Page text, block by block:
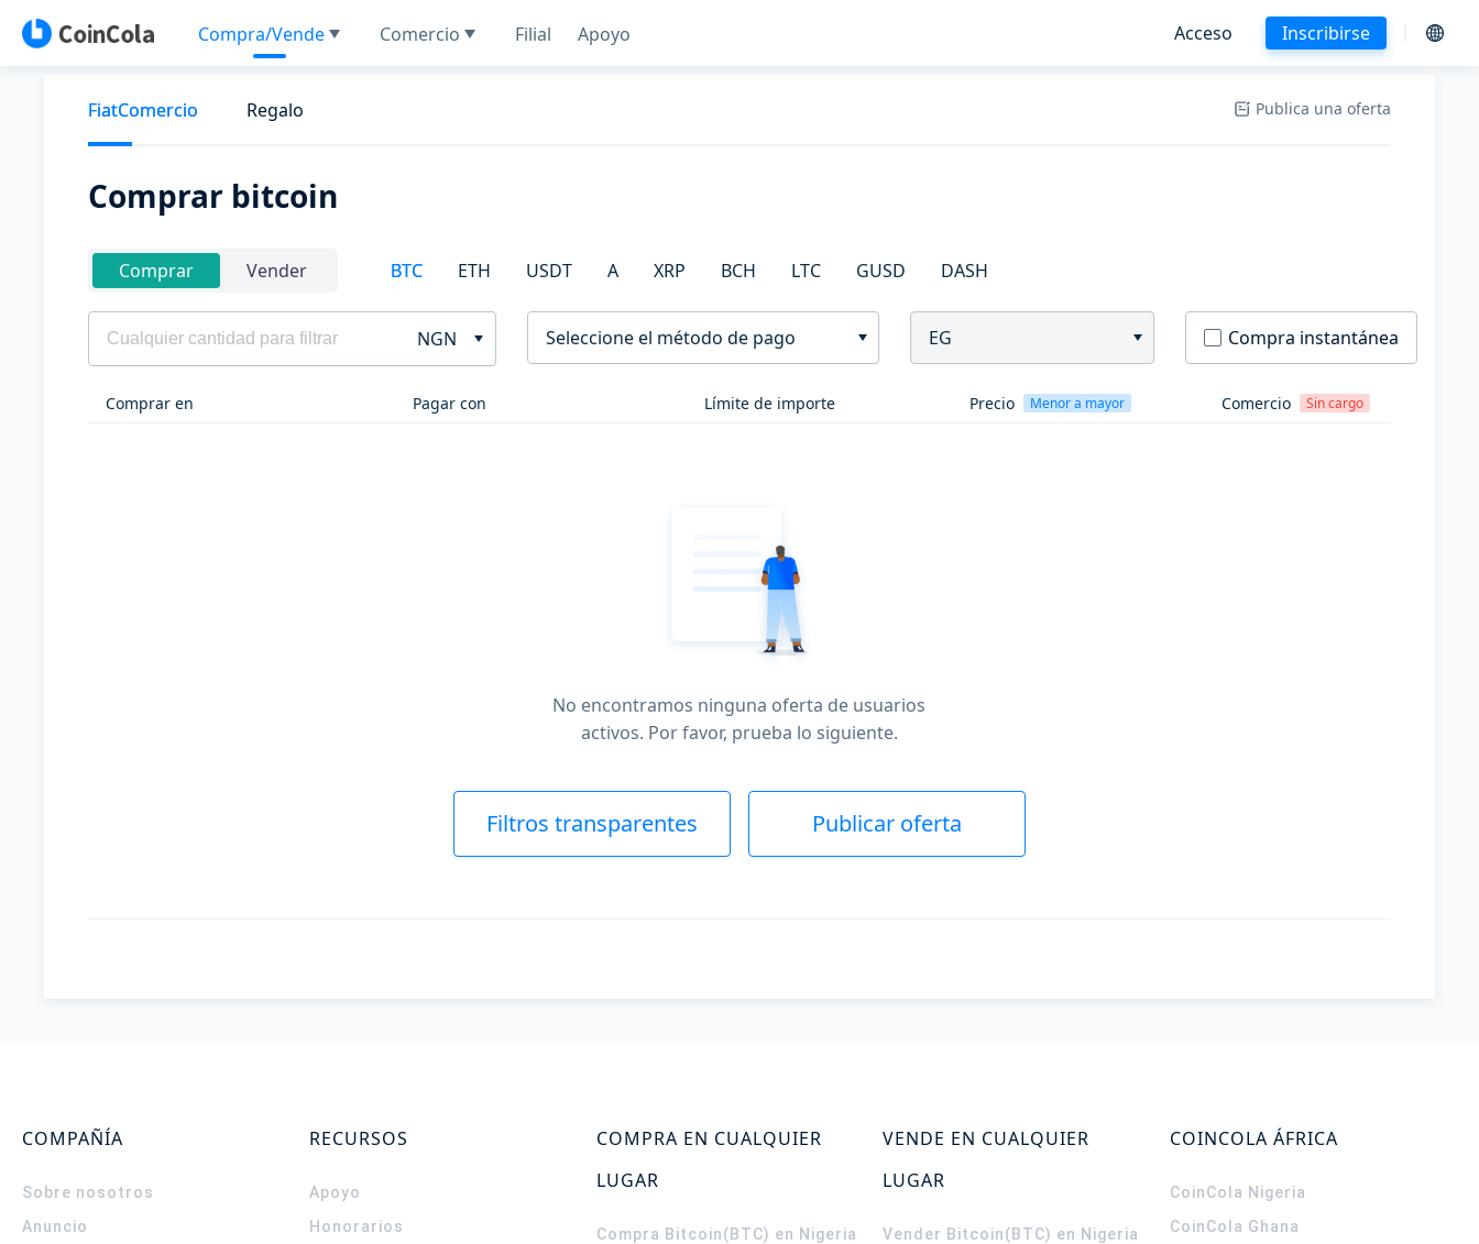
Compra/Vende Comercio Filial Apoyo Acceso Inscribirse
FiatComercio Regalo Publica una oferta
Comprar bitcoin
Comprar Vender BTC ETH USDT A XRP BCH LTC GUSD DASH
NGN Seleccione el método de pago EG Compra instantánea
Comprar en Pagar con Límite de importe Precio Menor a mayor Comercio Sin cargo
No encontramos ninguna oferta de usuarios
activos. Por favor, prueba lo siguiente.
Filtros transparentes Publicar oferta
COMPAÑÍA
Sobre nosotros
Anuncio
RECURSOS
Apoyo
Honorarios
COMPRA EN CUALQUIER
LUGAR
Compra Bitcoin(BTC) en Nigeria
VENDE EN CUALQUIER
LUGAR
Vender Bitcoin(BTC) en Nigeria
COINCOLA ÁFRICA
CoinCola Nigeria
CoinCola Ghana